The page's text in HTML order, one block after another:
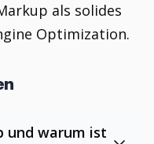
als solides
Optimization.
und warum ist